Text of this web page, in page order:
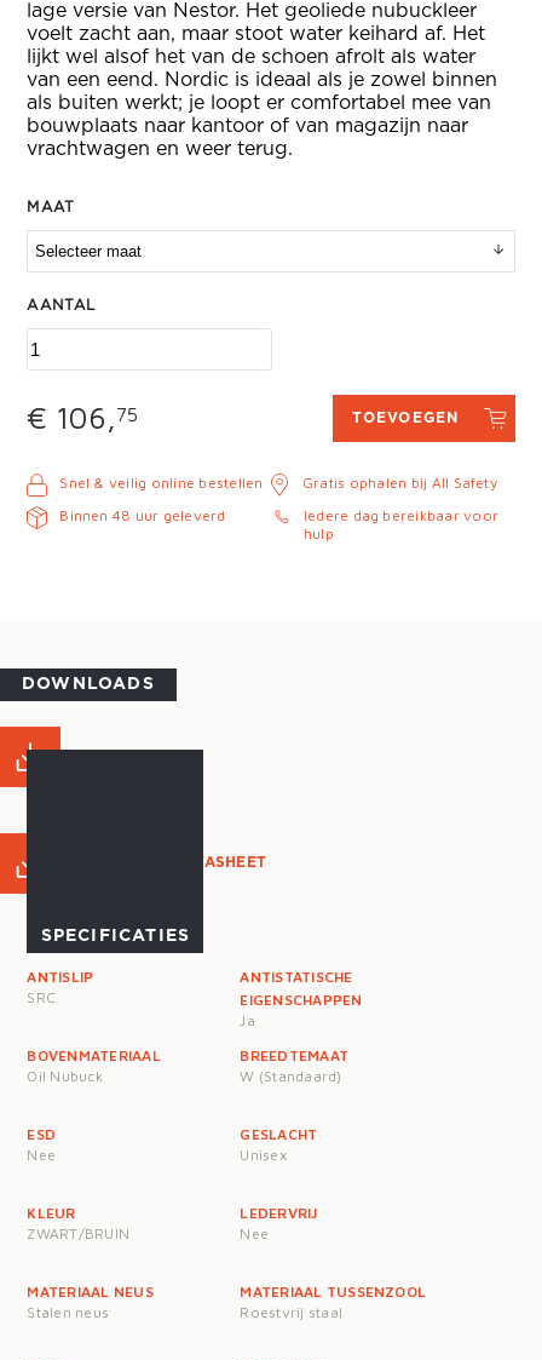
lage versie van Nestor. Het geoliede nubuckleer
voelt zacht aan, maar stoot water keihard af. Het
lijkt wel alsof het van de schoen afrolt als water
van een eend. Nordic is ideaal als je zowel binnen
als buiten werkt; je loopt er comfortabel mee van
bouwplaats naar kantoor of van magazijn naar
vrachtwagen en weer terug.
MAAT
AANTAL
€ 106,75 TOEVOEGEN
Snel & veilig online bestellen
Binnen 48 uur geleverd
Gratis ophalen bij All Safety
Iedere dag bereikbaar voor
hulp
DOWNLOADS
PRODUCT DATASHEET
SPECIFICATIES
ANTISLIP
SRC
ANTISTATISCHE
EIGENSCHAPPEN
Ja
BOVENMATERIAAL
Oil Nubuck
BREEDTEMAAT
W (Standaard)
ESD
Nee
GESLACHT
Unisex
KLEUR
ZWART/BRUIN
LEDERVRIJ
Nee
MATERIAAL NEUS
Stalen neus
MATERIAAL TUSSENZOOL
Roestvrij staal